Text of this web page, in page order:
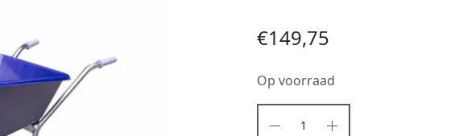
€149,75
Op voorraad